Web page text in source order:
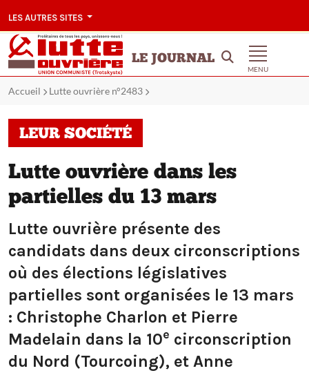
LES AUTRES SITES
LE JOURNAL
MENU
Accueil Lutte ouvrière n°2483
LEUR SOCIÉTÉ
Lutte ouvrière dans les
partielles du 13 mars
Lutte ouvrière présente des
candidats dans deux circonscriptions
où des élections législatives
partielles sont organisées le 13 mars
: Christophe Charlon et Pierre
Madelain dans la 10e circonscription
du Nord (Tourcoing), et Anne